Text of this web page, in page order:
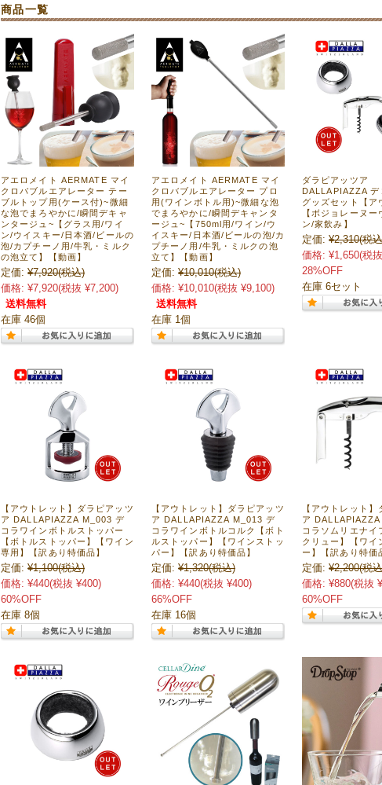
商品一覧
アエロメイト AERMATE マイ
クロバブルエアレーター テー
ブルトップ用(ケース付)~微細
な泡でまろやかに/瞬間デキャ
ンタージュ~【グラス用/ワイ
ン/ウイスキー/日本酒/ビールの
泡/カプチーノ用/牛乳・ミルク
の泡立て】【動画】
定価: ¥7,920(税込)
価格: ¥7,920(税抜 ¥7,200)
送料無料
在庫 46個
アエロメイト AERMATE マイ
クロバブルエアレーター プロ
用(ワインボトル用)~微細な泡
でまろやかに/瞬間デキャンタ
ージュ~【750ml用/ワイン/ウ
イスキー/日本酒/ビールの泡/カ
プチーノ用/牛乳・ミルクの泡
立て】【動画】
定価: ¥10,010(税込)
価格: ¥10,010(税抜 ¥9,100)
送料無料
在庫 1個
ダラピアッツア
DALLAPIAZZA デ
グッズセット【ア
【ボジョレーヌー
ン/家飲み】
定価: ¥2,310(税
価格: ¥1,650(税
28%OFF
在庫 6セット
【アウトレット】ダラピアッツ
ア DALLAPIAZZA M_003 デ
コラワインボトルストッパー
【ボトルストッパー】【ワイン
専用】【訳あり特価品】
定価: ¥1,100(税込)
価格: ¥440(税抜 ¥400)
60%OFF
在庫 8個
【アウトレット】ダラピアッツ
ア DALLAPIAZZA M_013 デ
コラワインボトルコルク【ボト
ルストッパー】【ワインストッ
パー】【訳あり特価品】
定価: ¥1,320(税込)
価格: ¥440(税抜 ¥400)
66%OFF
在庫 16個
【アウトレット】
ア
コラソムリエナイ
クリュー】【ワイ
ー】【訳あり特価
定価: ¥2,200(税
価格: ¥880(税抜
60%OFF